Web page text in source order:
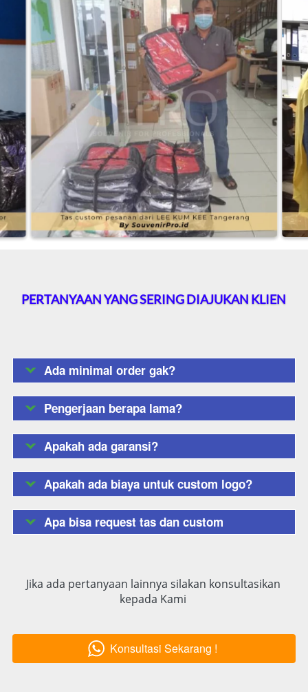
PERTANYAAN YANG SERING DIAJUKAN KLIEN
Ada minimal order gak?
Pengerjaan berapa lama?
Apakah ada garansi?
Apakah ada biaya untuk custom logo?
Apa bisa request tas dan custom
Jika ada pertanyaan lainnya silakan konsultasikan
kepada Kami
` Konsultasi Sekarang !